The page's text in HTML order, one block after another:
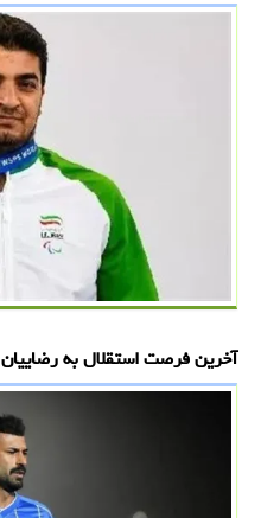
آخرین فرصت استقلال به رضاییان